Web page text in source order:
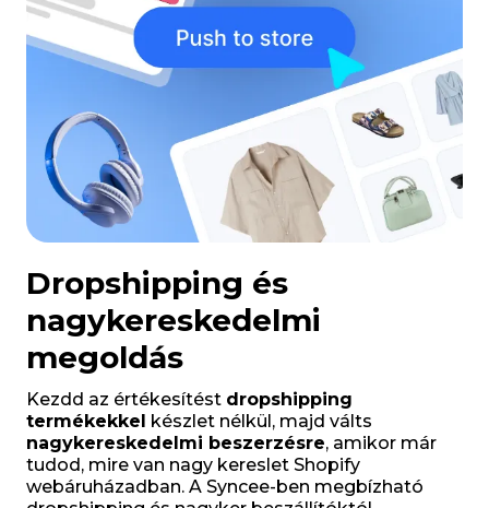
Dropshipping és
nagykereskedelmi
megoldás
Kezdd az értékesítést dropshipping
termékekkel készlet nélkül, majd válts
nagykereskedelmi beszerzésre, amikor már
tudod, mire van nagy kereslet Shopify
webáruházadban. A Syncee-ben megbízható